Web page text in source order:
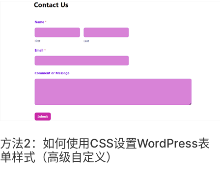
方法2：如何使用CSS设置WordPress表
单样式（高级自定义）